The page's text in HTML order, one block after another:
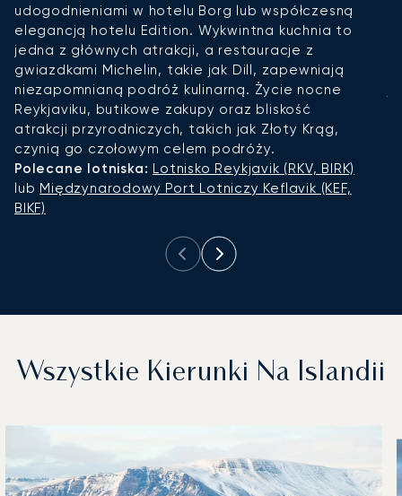
udogodnieniami w hotelu Borg lub współczesną
elegancją hotelu Edition. Wykwintna kuchnia to
jedna z głównych atrakcji, a restauracje z
gwiazdkami Michelin, takie jak Dill, zapewniają
niezapomnianą podróż kulinarną. Życie nocne
Reykjaviku, butikowe zakupy oraz bliskość
atrakcji przyrodniczych, takich jak Złoty Krąg,
czynią go czołowym celem podróży.
Polecane lotniska: Lotnisko Reykjavik (RKV, BIRK)
lub Międzynarodowy Port Lotniczy Keflavik (KEF,
BIKF)
Wszystkie Kierunki Na Islandii